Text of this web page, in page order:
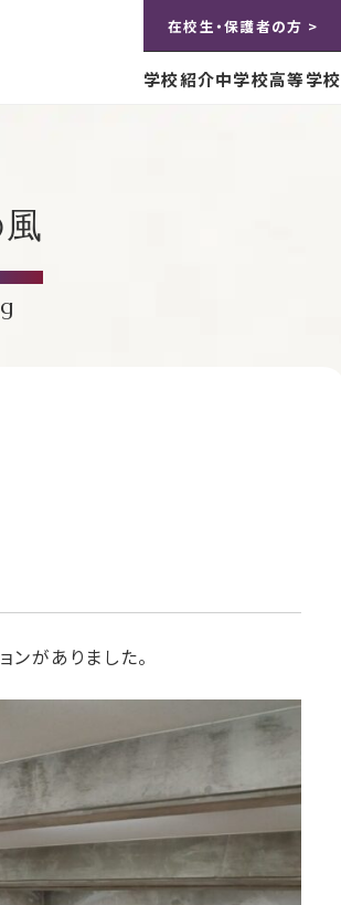
在校生・保護者の方 >
学校紹介中学校高等学校
がありました。